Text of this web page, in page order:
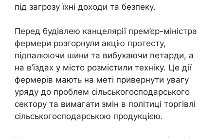
під загрозу їхні доходи та безпеку.
Перед будівлею канцелярії прем’єр-міністра
фермери розгорнули акцію протесту,
підпалюючи шини та вибухаючи петарди, а
на в’їздах у місто розмістили техніку. Це дії
фермерів мають на меті привернути увагу
уряду до проблем сільськогосподарського
сектору та вимагати змін в політиці торгівлі
сільськогосподарською продукцією.